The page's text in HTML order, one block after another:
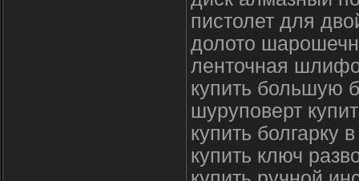
пистолет для
долото
ленточная
купить большую
шуруповерт
купить болгарку
купить ключ